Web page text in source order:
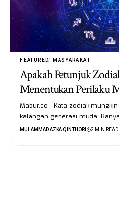
FEATURED MASYARAKAT
Apakah Petunjuk
Menentukan Perilaku
Mabur.co - Kata zodiak
kalangan generasi muda.
MUHAMMAD AZKA QINTHORI 2 MIN READ